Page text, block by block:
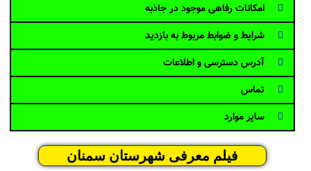
امکانات رفاهی موجود در جاذبه
شرایط و ضوابط مربوط به بازدید
آدرس دسترسی و اطلاعات
تماس
سایر موارد
فیلم معرفی شهرستان سمنان